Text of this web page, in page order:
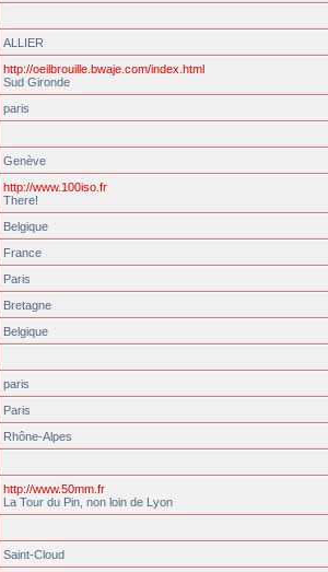
ALLIER
http://oeilbrouille.bwaje.com/index.html
Sud Gironde
paris
Genève
http://www.100iso.fr
There!
Belgique
France
Paris
Bretagne
Belgique
paris
Paris
Rhône-Alpes
http://www.50mm.fr
La Tour du Pin, non loin de Lyon
Saint-Cloud